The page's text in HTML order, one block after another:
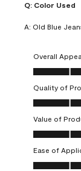
Q: Color Used
A: Old Blue
Overall
Overall
Quality of
Quality of
Value of
Value of
Ease of
Ease of